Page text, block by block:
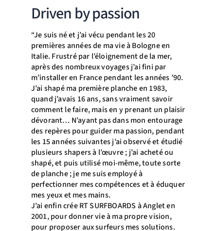
Driven by passion
“Je suis né et j’ai vécu pendant les 20
premières années de ma vie à Bologne en
Italie. Frustré par l’éloignement de la mer,
après des nombreux voyages j’ai fini par
m’installer en France pendant les années ’90.
J’ai shapé ma première planche en 1983,
quand j’avais 16 ans, sans vraiment savoir
comment le faire, mais en y prenant un plaisir
dévorant… N’ayant pas dans mon entourage
des repères pour guider ma passion, pendant
les 15 années suivantes j’ai observé et étudié
plusieurs shapers à l’œuvre ; j’ai acheté ou
shapé, et puis utilisé moi-même, toute sorte
de planche ; je me suis employé à
perfectionner mes compétences et à éduquer
mes yeux et mes mains.
J’ai enfin crée RT SURFBOARDS à Anglet en
2001, pour donner vie à ma propre vision,
pour proposer aux surfeurs mes solutions.